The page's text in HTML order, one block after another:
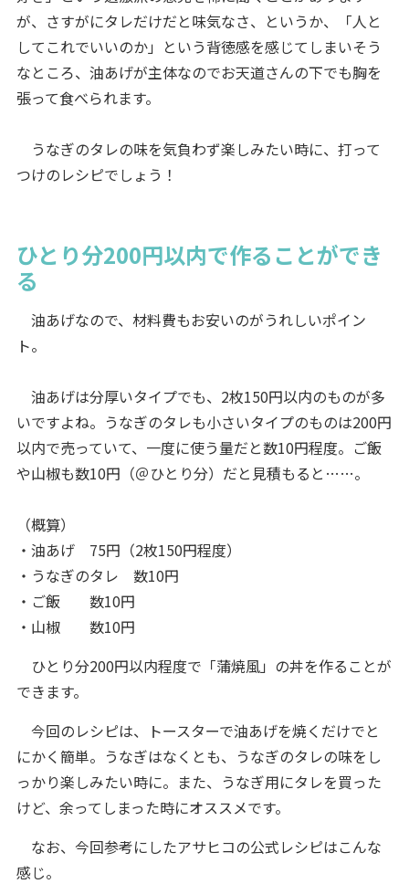
が、さすがにタレだけだと味気なさ、というか、「人と
してこれでいいのか」という背徳感を感じてしまいそう
なところ、油あげが主体なのでお天道さんの下でも胸を
張って食べられます。
うなぎのタレの味を気負わず楽しみたい時に、打って
つけのレシピでしょう！
ひとり分200円以内で作ることができ
る
油あげなので、材料費もお安いのがうれしいポイン
ト。
油あげは分厚いタイプでも、2枚150円以内のものが多
いですよね。うなぎのタレも小さいタイプのものは200円
以内で売っていて、一度に使う量だと数10円程度。ご飯
や山椒も数10円（＠ひとり分）だと見積もると……。
（概算）
・油あげ 75円（2枚150円程度）
・うなぎのタレ 数10円
・ご飯 数10円
・山椒 数10円
ひとり分200円以内程度で「蒲焼風」の丼を作ることが
できます。
今回のレシピは、トースターで油あげを焼くだけでと
にかく簡単。うなぎはなくとも、うなぎのタレの味をし
っかり楽しみたい時に。また、うなぎ用にタレを買った
けど、余ってしまった時にオススメです。
なお、今回参考にしたアサヒコの公式レシピはこんな
感じ。